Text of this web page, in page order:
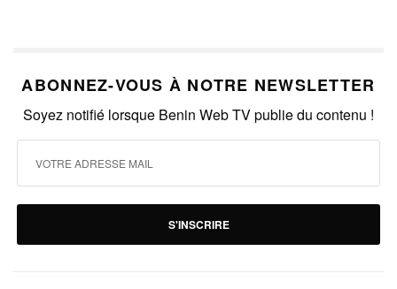
ABONNEZ-VOUS À NOTRE NEWSLETTER
Soyez notifié lorsque Benin Web TV publie du contenu !
S'INSCRIRE